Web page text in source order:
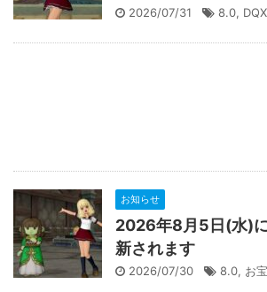
2026/07/31 8.0,
お知らせ
2026年8月5日(水)
新されます
2026/07/30 8.0, お